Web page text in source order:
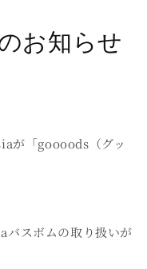
お知らせ
が「goooods（グッ
バスボムの取り扱いが